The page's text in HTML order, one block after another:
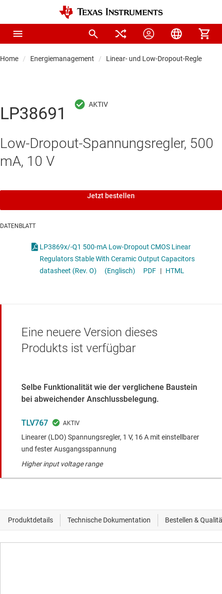
Home Energiemanagement Linear- und Low-Dropout-Regler
LP38691
Low-Dropout-Spannungsregler, 500
mA, 10 V
Jetzt bestellen
DATENBLATT
LP3869x/-Q1 500-mA Low-Dropout CMOS Linear
Regulators Stable With Ceramic Output Capacitors
datasheet (Rev. O)
(Englisch) PDF | HTML
Eine neuere Version dieses
Produkts ist verfügbar
Selbe Funktionalität wie der verglichene Baustein
bei abweichender Anschlussbelegung.
TLV767
Linearer (LDO) Spannungsregler, 1 V, 16 A mit einstellbarer
und fester Ausgangsspannung
Higher input voltage range